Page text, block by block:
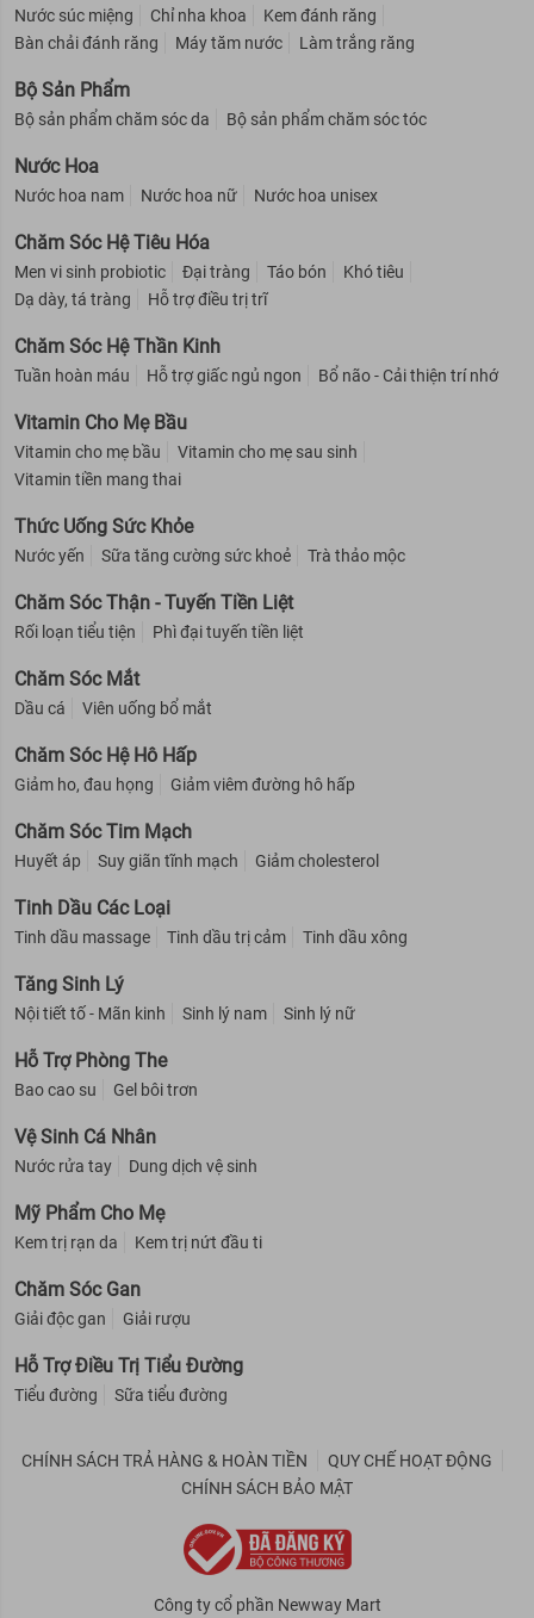
Nước súc miệng Chỉ nha khoa
Kem đánh răng
Bàn chải đánh răng
Máy tăm nước Làm trắng răng
Bộ Sản Phẩm
Bộ sản phẩm chăm sóc da Bộ sản phẩm chăm sóc tóc
Nước Hoa
Nước hoa nam Nước hoa nữ Nước hoa unisex
Chăm Sóc Hệ Tiêu Hóa
Men vi sinh probiotic Đại tràng Táo bón
Khó tiêu
Dạ dày, tá tràng
Hỗ trợ điều trị trĩ
Chăm Sóc Hệ Thần Kinh
Tuần hoàn máu Hỗ trợ giấc ngủ ngon Bổ não - Cải thiện trí nhớ
Vitamin Cho Mẹ Bầu
Vitamin cho mẹ bầu
Vitamin cho mẹ sau sinh
Vitamin tiền mang thai
Thức Uống Sức Khỏe
Nước yến Sữa tăng cường sức khoẻ Trà thảo mộc
Chăm Sóc Thận - Tuyến Tiền Liệt
Rối loạn tiểu tiện Phì đại tuyến tiền liệt
Chăm Sóc Mắt
Dầu cá Viên uống bổ mắt
Chăm Sóc Hệ Hô Hấp
Giảm ho, đau họng Giảm viêm đường hô hấp
Chăm Sóc Tim Mạch
Huyết áp Suy giãn tĩnh mạch Giảm cholesterol
Tinh Dầu Các Loại
Tinh dầu massage Tinh dầu trị cảm Tinh dầu xông
Tăng Sinh Lý
Nội tiết tố - Mãn kinh Sinh lý nam Sinh lý nữ
Hỗ Trợ Phòng The
Bao cao su Gel bôi trơn
Vệ Sinh Cá Nhân
Nước rửa tay Dung dịch vệ sinh
Mỹ Phẩm Cho Mẹ
Kem trị rạn da Kem trị nứt đầu ti
Chăm Sóc Gan
Giải độc gan Giải rượu
Hỗ Trợ Điều Trị Tiểu Đường
Tiểu đường Sữa tiểu đường
CHÍNH SÁCH TRẢ HÀNG & HOÀN TIỀN
QUY CHẾ HOẠT ĐỘNG
CHÍNH SÁCH BẢO MẬT
Công ty cổ phần Newway Mart